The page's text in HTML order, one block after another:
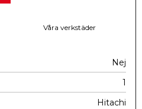
Våra verkstäder
Nej
1
Hitachi